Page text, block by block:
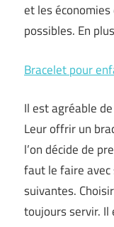
et les
possibles. En
Bracelet pour
Il est agréable
Leur offrir un
l’on décide de
faut le faire avec
suivantes.
toujours servir.